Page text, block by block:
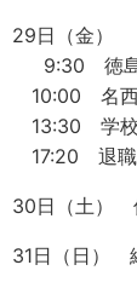
29日（金）
9:30 徳島
10:00 名西
13:30 学校
17:20 退職
30日（土）
31日（日）